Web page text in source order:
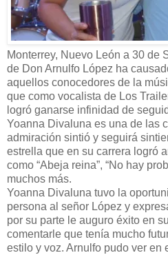
Monterrey, Nuevo León a 30 de
de Don Arnulfo López ha
aquellos conocedores de la
que como vocalista de Los
logró ganarse infinidad de
Yoanna Divaluna es una de las
admiración sintió y seguirá
estrella que en su carrera logró
como “Abeja reina”, “No hay
muchos más.
Yoanna Divaluna tuvo la
persona al señor López y
por su parte le auguro éxito en
comentarle que tenía mucho
estilo y voz. Arnulfo pudo ver en